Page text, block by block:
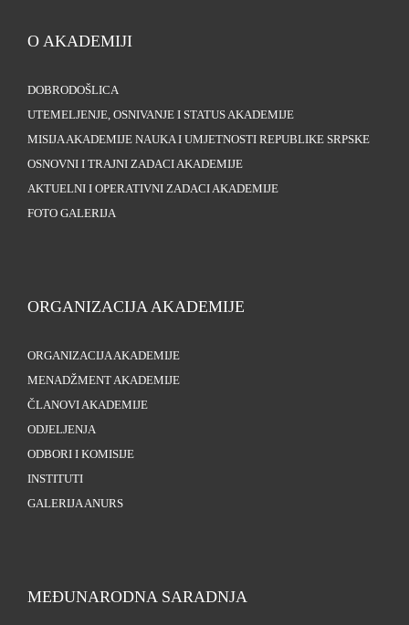
O AKADEMIJI
DOBRODOŠLICA
UTEMELJENJE, OSNIVANJE I STATUS AKADEMIJE
MISIJA AKADEMIJE NAUKA I UMJETNOSTI REPUBLIKE SRPSKE
OSNOVNI I TRAJNI ZADACI AKADEMIJE
AKTUELNI I OPERATIVNI ZADACI AKADEMIJE
FOTO GALERIJA
ORGANIZACIJA AKADEMIJE
ORGANIZACIJA AKADEMIJE
MENADŽMENT AKADEMIJE
ČLANOVI AKADEMIJE
ODJELJENJA
ODBORI I KOMISIJE
INSTITUTI
GALERIJA ANURS
MEĐUNARODNA SARADNJA